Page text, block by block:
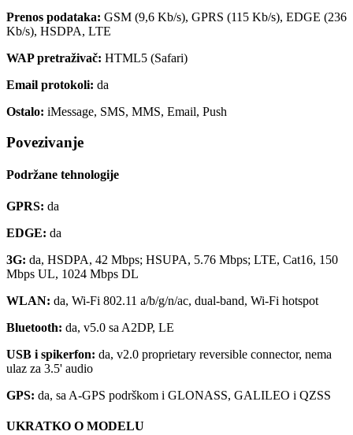
Prenos podataka: GSM (9,6 Kb/s), GPRS (115 Kb/s), EDGE (236
Kb/s), HSDPA, LTE
WAP pretraživač: HTML5 (Safari)
Email protokoli: da
Ostalo: iMessage, SMS, MMS, Email, Push
Povezivanje
Podržane tehnologije
GPRS: da
EDGE: da
3G: da, HSDPA, 42 Mbps; HSUPA, 5.76 Mbps; LTE, Cat16, 150
Mbps UL, 1024 Mbps DL
WLAN: da, Wi-Fi 802.11 a/b/g/n/ac, dual-band, Wi-Fi hotspot
Bluetooth: da, v5.0 sa A2DP, LE
USB i spikerfon: da, v2.0 proprietary reversible connector, nema
ulaz za 3.5' audio
GPS: da, sa A-GPS podrškom i GLONASS, GALILEO i QZSS
UKRATKO O MODELU